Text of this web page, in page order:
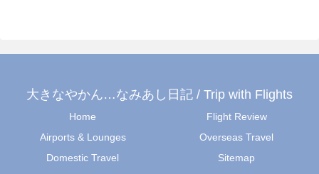
大きなやかん…なみあし日記 / Trip with Flights
Home
Flight Review
Airports & Lounges
Overseas Travel
Domestic Travel
Sitemap